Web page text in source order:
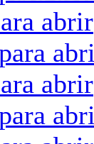
abrir
abrir